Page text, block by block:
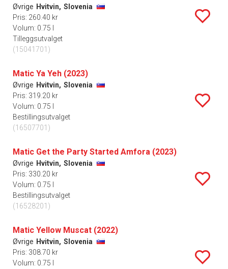
Øvrige Hvitvin, Slovenia
Pris: 260.40 kr
Volum: 0.75 l
Tilleggsutvalget
(15041701)
Matic Ya Yeh (2023)
Øvrige Hvitvin, Slovenia
Pris: 319.20 kr
Volum: 0.75 l
Bestillingsutvalget
(16507701)
Matic Get the Party Started Amfora (2023)
Øvrige Hvitvin, Slovenia
Pris: 330.20 kr
Volum: 0.75 l
Bestillingsutvalget
(16528201)
Matic Yellow Muscat (2022)
Øvrige Hvitvin, Slovenia
Pris: 308.70 kr
Volum: 0.75 l